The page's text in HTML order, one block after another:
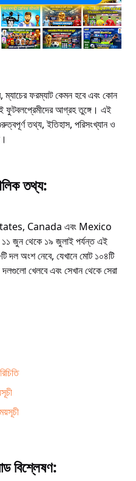
ফরম্যাট কেমন হবে এবং কোন
ফুটবলপ্রেমীদের আগ্রহ তুঙ্গে। এই
তথ্য, ইতিহাস, পরিসংখ্যান ও
তথ্য:
States, Canada এবং Mexico
জুন থেকে ১৯ জুলাই পর্যন্ত এই
দল অংশ নেবে, যেখানে মোট ১০৪টি
খেলবে এবং সেখান থেকে সেরা
বিশ্লেষণ: